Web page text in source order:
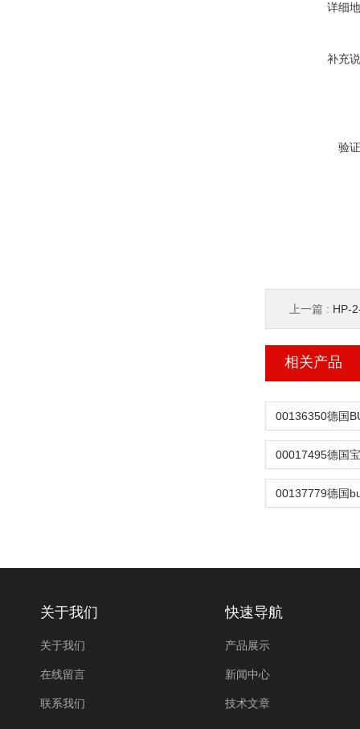
详细
补充
验
上一篇 : HP-
相关产品
关于我们
关于我们
在线留言
联系我们
快速导航
产品展示
新闻中心
技术文章